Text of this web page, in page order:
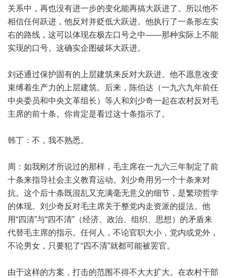
关系中，再也没有进一步的变化能再搞大跃进了。所以他不
相信任何跃进，他反对并贬低大跃进。他执行了一条形左实
右的路线，这可以体现在极左口号之中——那种实际上不能
实现的口号。这确实企图破坏大跃进。
刘还通过保护固有的上层建筑来反对大跃进。他不愿意改变
束缚着生产力的上层建筑。后来，陈伯达（一九六九年前任
中央委员和中央文革组长）等人和刘少奇一起在农村反对毛
主席的前十条。你肯定是看过这十条指示了。
韩丁：不，我不熟悉。
周：如我刚才所说过的那样，毛主席在一九六三年制定了前
十条来指导社会主义教育运动。刘少奇用另一个十条来对
抗。这个后十条既混乱又充满毫无意义的细节，是繁琐哲学
的体现。刘少奇反对毛主席关于整党内走资派的提法。他
用“四清”与“四不清”（经济、政治、组织、思想）的矛盾来
代替毛主席的指示。任何人，不论官职大小，党内或党外，
不论男女，只要犯了“四不清”就都可能被罢官。
由于这样的方案，打击的范围不得不大大扩大。在农村干部